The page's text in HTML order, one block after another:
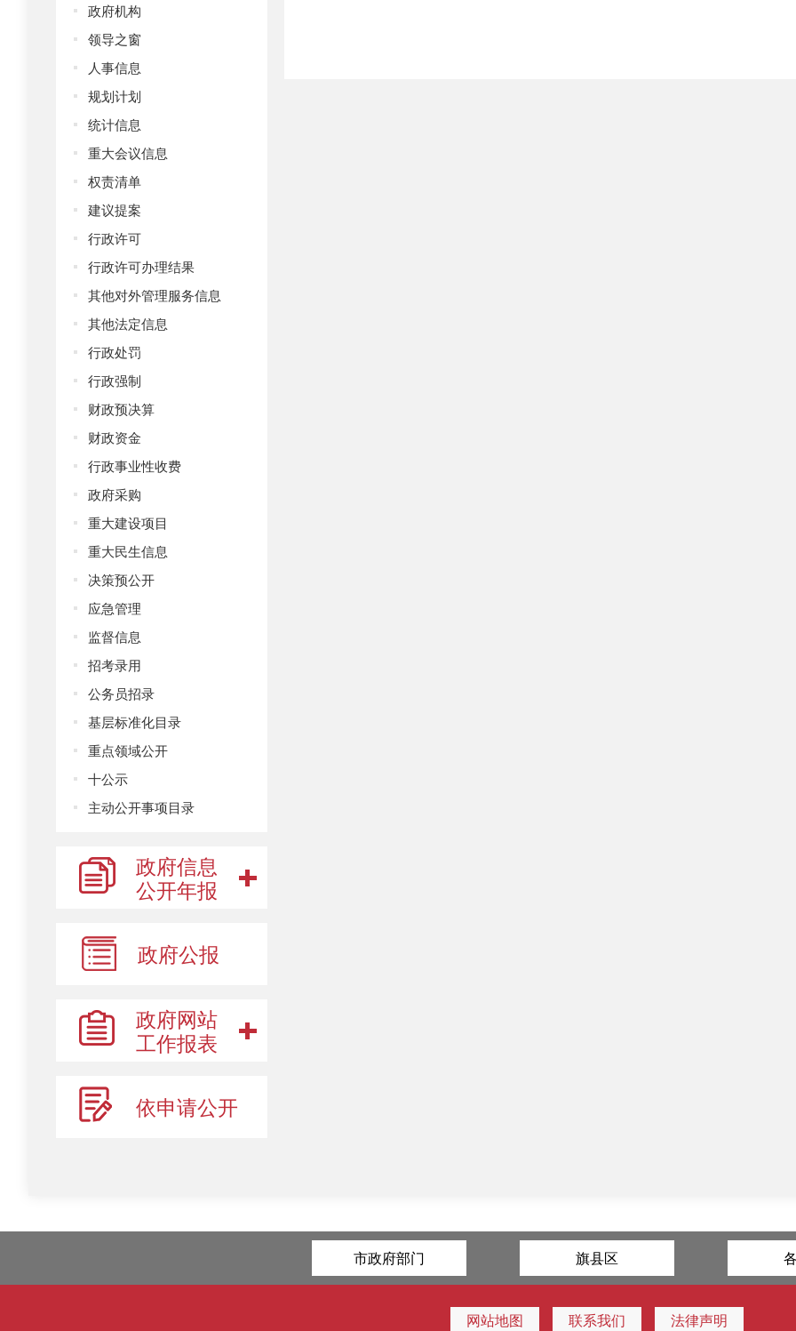
政府机构
领导之窗
人事信息
规划计划
统计信息
重大会议信息
权责清单
建议提案
行政许可
行政许可办理结果
其他对外管理服务信息
其他法定信息
行政处罚
行政强制
财政预决算
财政资金
行政事业性收费
政府采购
重大建设项目
重大民生信息
决策预公开
应急管理
监督信息
招考录用
公务员招录
基层标准化目录
重点领域公开
十公示
主动公开事项目录
政府信息
公开年报
政府公报
政府网站
工作报表
依申请公开
市政府部门 旗县区
网站地图 联系我们 法律声明